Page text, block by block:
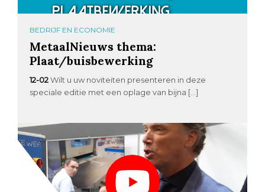
BEDRIJF EN ECONOMIE
MetaalNieuws thema:
Plaat/buisbewerking
12-02 Wilt u uw noviteiten presenteren in deze
speciale editie met een oplage van bijna […]